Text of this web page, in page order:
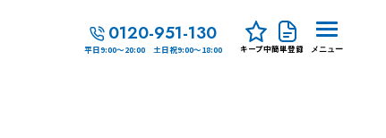
0120-951-130
平日9:00～20:00 土日祝9:00～18:00 キープ中簡単登録 メニュー